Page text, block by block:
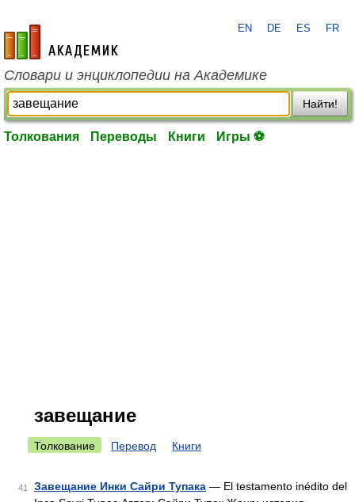
academic.ru
EN DE ES FR
Словари и энциклопедии на Академике
Найти!
Толкования Переводы Книги Игры ⚽
завещание
Толкование Перевод Книги
41 Завещание Инки Сайри Тупака — El testamento inédito del